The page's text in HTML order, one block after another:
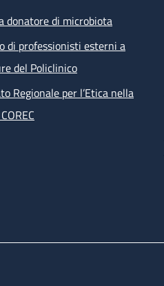
donatore di microbiota
di professionisti esterni a
del Policlinico
Regionale per l’Etica nella